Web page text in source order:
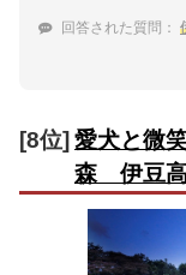
回答された質問：
[8位]愛犬と微
森 伊豆